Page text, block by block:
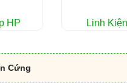
HP Linh Kiện
Cứng